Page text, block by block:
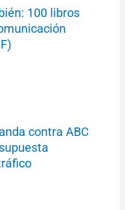
100 libros
contra ABC